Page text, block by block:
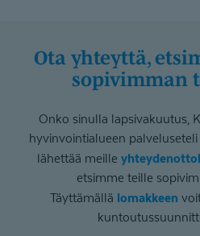
Ota yhteyttä, etsimme lapsellesi
sopivimman
Onko sinulla lapsivakuutus,
hyvinvointialueen
lähettää meille
etsimme teille
Täyttämällä lomakkeen